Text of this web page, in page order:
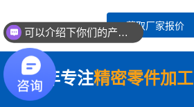
获取厂家报价
数十年专注精密零件加工
可以介绍下你们的产品么？
你们是怎么收费的呢？